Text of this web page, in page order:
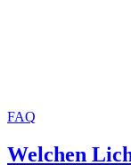
FAQ
Welchen